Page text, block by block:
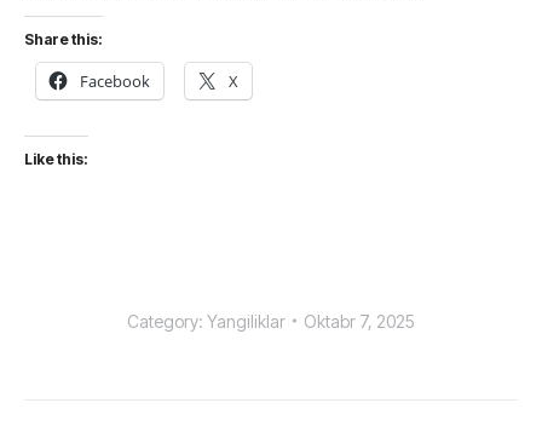
Share this:
Facebook X
Like this:
Category: Yangiliklar Oktabr 7, 2025